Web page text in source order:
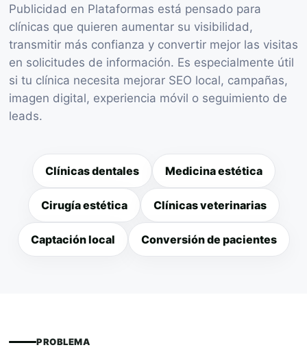
Publicidad en Plataformas está pensado para
clínicas que quieren aumentar su visibilidad,
transmitir más confianza y convertir mejor las visitas
en solicitudes de información. Es especialmente útil
si tu clínica necesita mejorar SEO local, campañas,
imagen digital, experiencia móvil o seguimiento de
leads.
Clínicas dentales Medicina estética
Cirugía estética Clínicas veterinarias
Captación local Conversión de pacientes
PROBLEMA